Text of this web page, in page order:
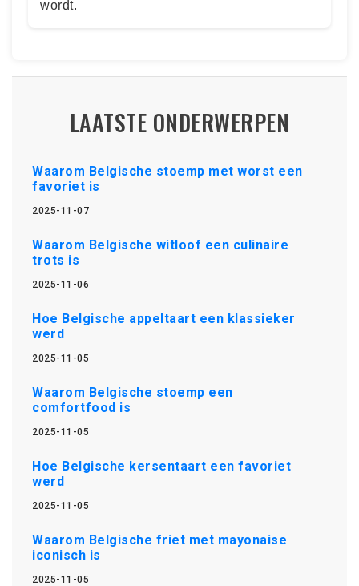
wordt.
LAATSTE ONDERWERPEN
Waarom Belgische stoemp met worst een
favoriet is
2025-11-07
Waarom Belgische witloof een culinaire
trots is
2025-11-06
Hoe Belgische appeltaart een klassieker
werd
2025-11-05
Waarom Belgische stoemp een
comfortfood is
2025-11-05
Hoe Belgische kersentaart een favoriet
werd
2025-11-05
Waarom Belgische friet met mayonaise
iconisch is
2025-11-05